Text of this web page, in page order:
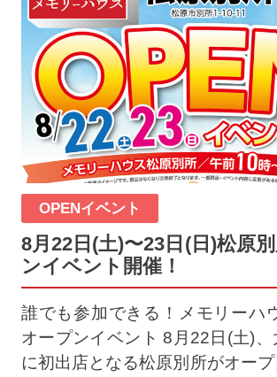
OPENイベント
8月22日(土)〜23日(日)松原
ンイベント開催！
誰でも参加できる！メモリーハ
オープンイベント 8月22日(土)
に初出店となる松原別所がオー